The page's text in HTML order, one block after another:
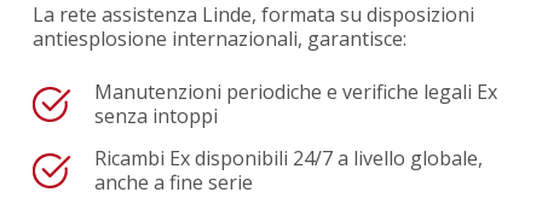
La rete assistenza Linde, formata su disposizioni
antiesplosione internazionali, garantisce:
Manutenzioni periodiche e verifiche legali Ex
senza intoppi
Ricambi Ex disponibili 24/7 a livello globale,
anche a fine serie